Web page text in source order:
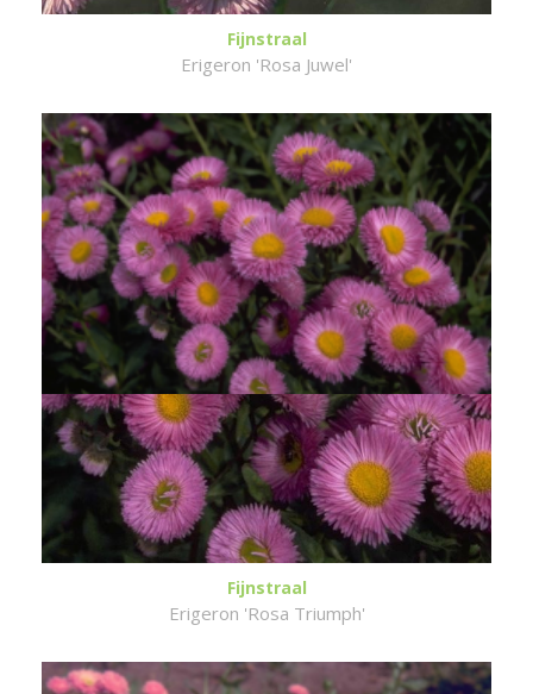
Fijnstraal
Erigeron 'Rosa Juwel'
Fijnstraal
Erigeron 'Rosa Triumph'